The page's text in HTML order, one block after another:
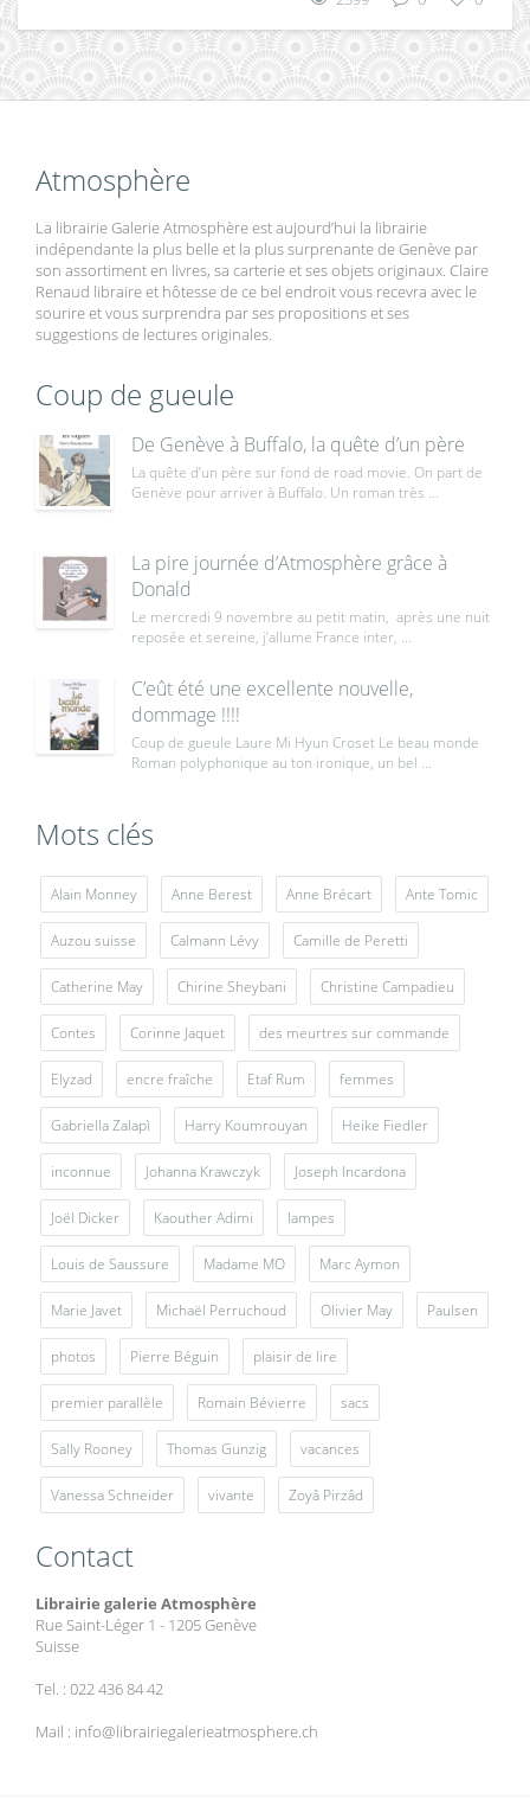
Atmosphère
La librairie Galerie Atmosphère est aujourd’hui la librairie
indépendante la plus belle et la plus surprenante de Genève par
son assortiment en livres, sa carterie et ses objets originaux. Claire
Renaud libraire et hôtesse de ce bel endroit vous recevra avec le
sourire et vous surprendra par ses propositions et ses
suggestions de lectures originales.
Coup de gueule
De Genève à Buffalo, la quête d’un père
La quête d’un père sur fond de road movie. On part de
Genève pour arriver à Buffalo. Un roman très ...
La pire journée d’Atmosphère grâce à
Donald
Le mercredi 9 novembre au petit matin, après une nuit
reposée et sereine, j’allume France inter, ...
C’eût été une excellente nouvelle,
dommage !!!!
Coup de gueule Laure Mi Hyun Croset Le beau monde
Roman polyphonique au ton ironique, un bel ...
Mots clés
Alain Monney Anne Berest Anne Brécart Ante Tomic
Auzou suisse Calmann Lévy Camille de Peretti
Catherine May Chirine Sheybani Christine Campadieu
Contes Corinne Jaquet des meurtres sur commande
Elyzad encre fraîche Etaf Rum femmes
Gabriella Zalapì Harry Koumrouyan Heike Fiedler
inconnue Johanna Krawczyk Joseph Incardona
Joël Dicker Kaouther Adimi lampes
Louis de Saussure Madame MO Marc Aymon
Marie Javet Michaël Perruchoud Olivier May Paulsen
photos Pierre Béguin plaisir de lire
premier parallèle Romain Bévierre sacs
Sally Rooney Thomas Gunzig vacances
Vanessa Schneider vivante Zoyâ Pirzâd
Contact
Librairie galerie Atmosphère
Rue Saint-Léger 1 - 1205 Genève
Suisse
Tel. : 022 436 84 42
Mail : info@librairiegalerieatmosphere.ch